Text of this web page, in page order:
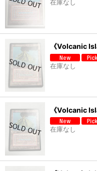
在庫なし
《Volcanic
在庫なし
《Volcanic
在庫なし